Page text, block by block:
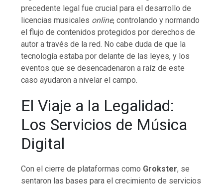
precedente legal fue crucial para el desarrollo de
licencias musicales online, controlando y normando
el flujo de contenidos protegidos por derechos de
autor a través de la red. No cabe duda de que la
tecnología estaba por delante de las leyes, y los
eventos que se desencadenaron a raíz de este
caso ayudaron a nivelar el campo.
El Viaje a la Legalidad:
Los Servicios de Música
Digital
Con el cierre de plataformas como Grokster, se
sentaron las bases para el crecimiento de servicios